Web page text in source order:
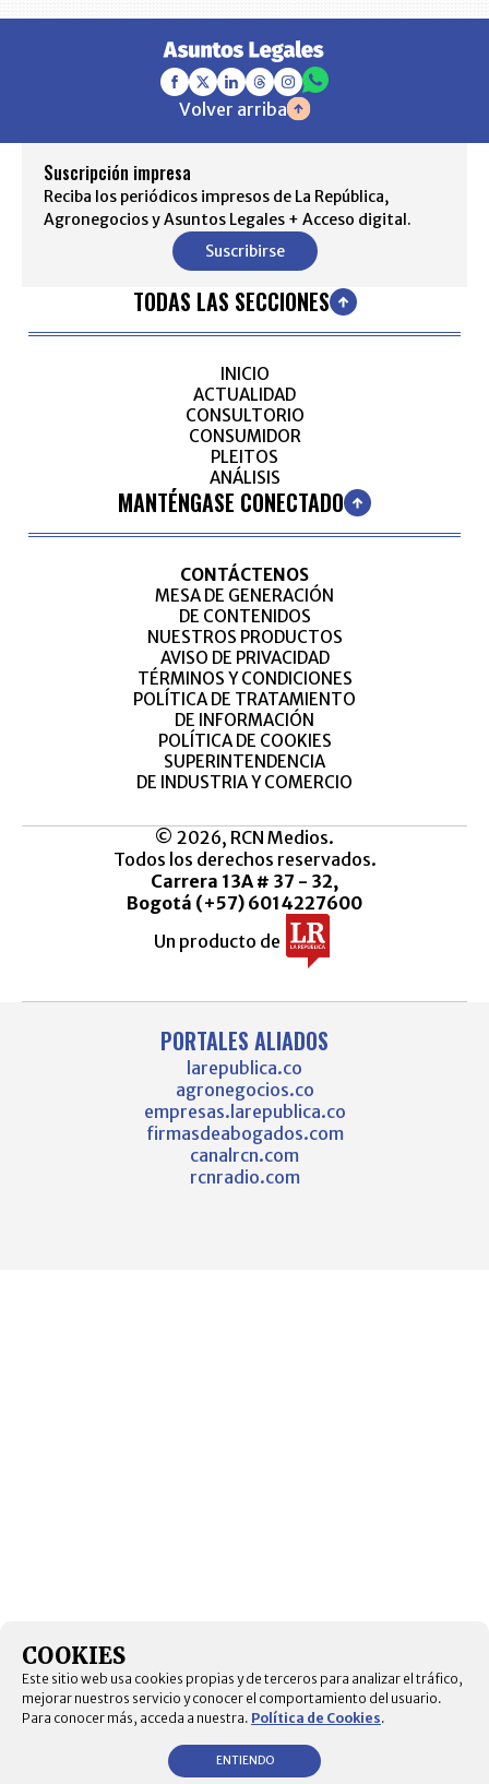
Volver arriba
Suscripción impresa
Reciba los periódicos impresos de La República,
Agronegocios y Asuntos Legales + Acceso digital.
Suscribirse
TODAS LAS SECCIONES
INICIO
ACTUALIDAD
CONSULTORIO
CONSUMIDOR
PLEITOS
ANÁLISIS
MANTÉNGASE CONECTADO
CONTÁCTENOS
MESA DE GENERACIÓN
DE CONTENIDOS
NUESTROS PRODUCTOS
AVISO DE PRIVACIDAD
TÉRMINOS Y CONDICIONES
POLÍTICA DE TRATAMIENTO
DE INFORMACIÓN
POLÍTICA DE COOKIES
SUPERINTENDENCIA
DE INDUSTRIA Y COMERCIO
© 2026, RCN Medios.
Todos los derechos reservados.
Carrera 13A # 37 - 32,
Bogotá (+57) 6014227600
Un producto de
PORTALES ALIADOS
larepublica.co
agronegocios.co
empresas.larepublica.co
firmasdeabogados.com
canalrcn.com
rcnradio.com
COOKIES
Este sitio web usa cookies propias y de terceros para analizar el tráfico,
mejorar nuestros servicio y conocer el comportamiento del usuario.
Para conocer más, acceda a nuestra. Política de Cookies.
ENTIENDO